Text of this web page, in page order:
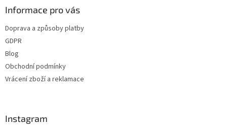
Informace pro vás
Doprava a způsoby platby
GDPR
Blog
Obchodní podmínky
Vrácení zboží a reklamace
Instagram